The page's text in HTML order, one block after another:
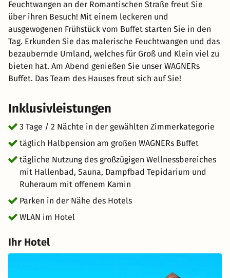
Feuchtwangen an der Romantischen Straße freut Sie
über ihren Besuch! Mit einem leckeren und
ausgewogenen Frühstück vom Buffet starten Sie in den
Tag. Erkunden Sie das malerische Feuchtwangen und das
bezaubernde Umland, welches für Groß und Klein viel zu
bieten hat. Am Abend genießen Sie unser WAGNERs
Buffet. Das Team des Hauses freut sich auf Sie!
Inklusivleistungen
3 Tage / 2 Nächte in der gewählten Zimmerkategorie
täglich Halbpension am großen WAGNERs Buffet
tägliche Nutzung des großzügigen Wellnessbereiches
mit Hallenbad, Sauna, Dampfbad Tepidarium und
Ruheraum mit offenem Kamin
Parken in der Nähe des Hotels
WLAN im Hotel
Ihr Hotel